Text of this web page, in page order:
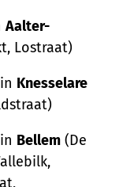
Aalter-
Lostraat)
Knesselare
Bellem (De